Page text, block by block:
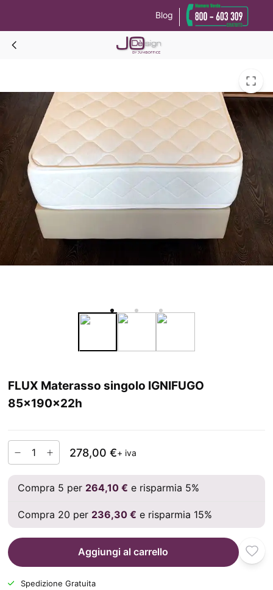
Blog
FLUX Materasso singolo IGNIFUGO
85x190x22h
278,00 €+ iva
Compra 5 per 264,10 € e risparmia 5%
Compra 20 per 236,30 € e risparmia 15%
Aggiungi al carrello
Spedizione Gratuita
Informativa sulla raccolta
Le tue preferenze relative alla privacy